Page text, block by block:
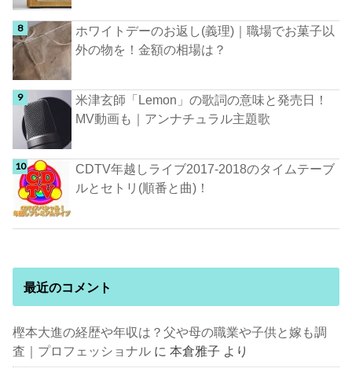
ホワイトデーのお返し(義理)｜職場でお菓子以
外の物を！金額の相場は？
米津玄師「Lemon」の歌詞の意味と発売日！
MV動画も｜アンナチュラル主題歌
CDTV年越しライブ2017-2018のタイムテーブ
ルとセトリ(順番と曲)！
最近のコメント
樫本大進の経歴や年収は？父や母の職業や子供と嫁も調
査｜プロフェッショナル に本倉雅子 より